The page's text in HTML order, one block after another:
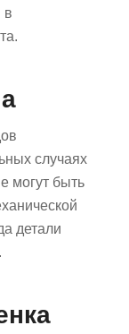
в
случаях
могут быть
детали